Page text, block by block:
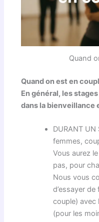
Quand
Quand on est en
En général, les
dans la bienveillance
DURANT UN
femmes,
Vous aurez
pas, pour
Nous vous
d’essayer
couple) avec
(pour les